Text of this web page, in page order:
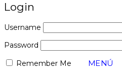
Login
Username
Password
Remember Me
MENÚ